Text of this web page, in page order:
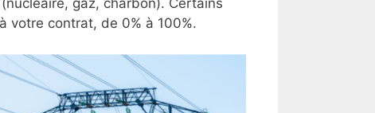
gaz, charbon). Certains
votre contrat, de 0% à 100%.